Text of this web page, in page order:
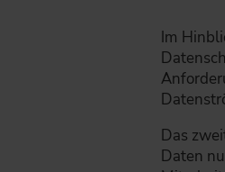
Im
Das
Daten